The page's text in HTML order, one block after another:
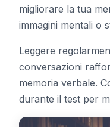
migliorare la tua
immagini mentali o
Leggere
conversazioni
memoria verbale.
durante il test per